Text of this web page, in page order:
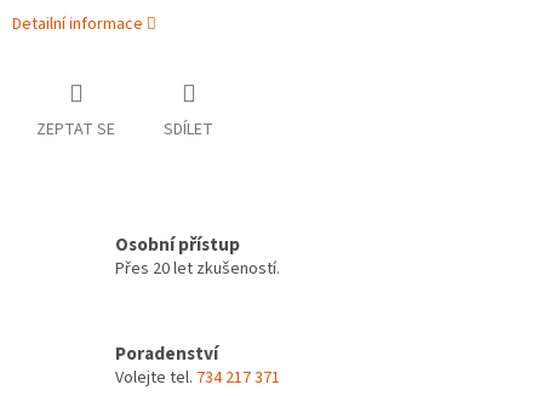
Detailní informace
ZEPTAT SE SDÍLET
Osobní přístup
Přes 20 let zkušeností.
Poradenství
Volejte tel. 734 217 371